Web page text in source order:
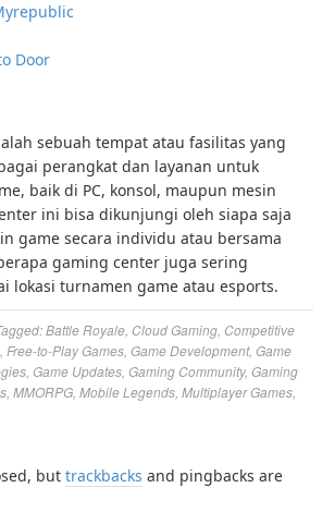
Door
sebuah tempat atau fasilitas yang
perangkat dan layanan untuk
baik di PC, konsol, maupun mesin
ini bisa dikunjungi oleh siapa saja
game secara individu atau bersama
gaming center juga sering
lokasi turnamen game atau esports.
Battle Royale Cloud Gaming Competitive
Free-to-Play Games Game Development, Game
Game Updates Gaming Community, Gaming
MMORPG Mobile Legends Multiplayer Games
but trackbacks and pingbacks are